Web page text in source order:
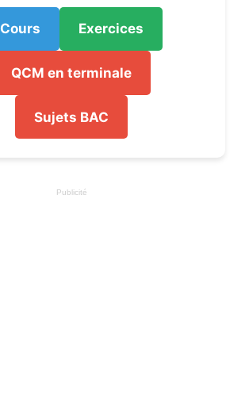
Cours Exercices
QCM en terminale
Sujets BAC
Publicité